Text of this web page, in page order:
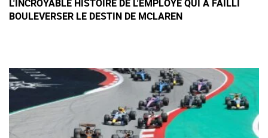
L'INCROYABLE HISTOIRE DE L'EMPLOYÉ QUI A FAILLI
BOULEVERSER LE DESTIN DE MCLAREN